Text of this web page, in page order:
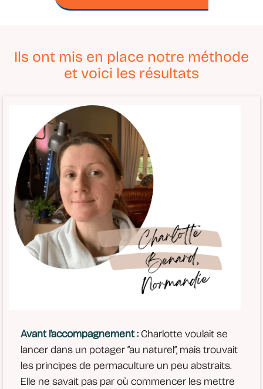
Ils ont mis en place notre méthode
et voici les résultats
Avant l'accompagnement :Charlotte voulait se
lancer dans un potager “au naturel”, mais trouvait
les principes de permaculture un peu abstraits.
Elle ne savait pas par où commencer les mettre